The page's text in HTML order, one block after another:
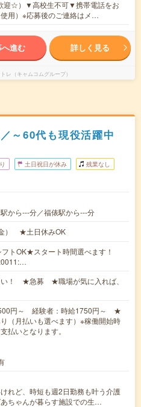
迎☆）▼高校生不可▼携帯電話をお
用）※応募後のご連絡はメ…
へ進む 詳しく見る
レ（キャムコムグループ）
～60代も現役活躍中
土日祝日が休み 残業なし
から---分／福俵駅から---分
） ★土日休みOK
トOK★スタート時間選べます！
い！ ★急募 ★職場が気に入れば、
円～ 経験者：時給1750円～ ★
（月払いも選べます）※稼働開始時
払いとなります。
れど、時短も週2日勤務も叶う介護
ちゃんが暮らす施設での生…